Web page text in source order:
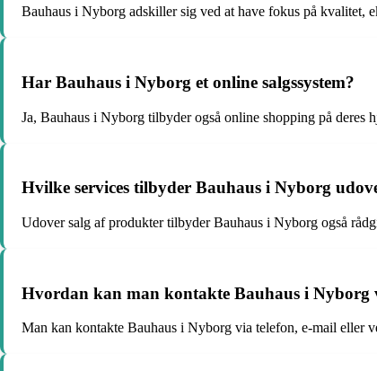
Bauhaus i Nyborg adskiller sig ved at have fokus på kvalitet,
Har Bauhaus i Nyborg et online salgssystem?
Ja, Bauhaus i Nyborg tilbyder også online shopping på deres
Hvilke services tilbyder Bauhaus i Nyborg
Udover salg af produkter tilbyder Bauhaus i Nyborg også
Hvordan kan man kontakte Bauhaus i Nyborg
Man kan kontakte Bauhaus i Nyborg via telefon, e-mail eller